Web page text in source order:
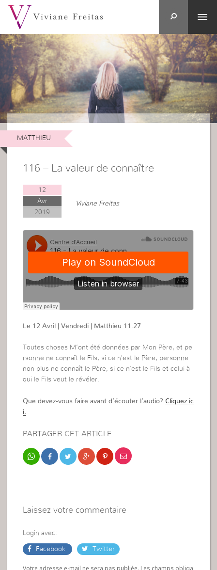
MATTHIEU
116 – La valeur de connaître
12
Avr
2019
Viviane Freitas
Le 12 Avril | Vendredi | Matthieu 11:27
Toutes choses M’ont été données par Mon Père, et pe
rsonne ne connaît le Fils, si ce n’est le Père; personne
non plus ne connaît le Père, si ce n’est le Fils et celui à
qui le Fils veut le révéler.
Que devez-vous faire avant d’écouter l’audio?Cliquez ic
i.
PARTAGER CET ARTICLE
Laissez votre commentaire
Login avec:
Facebook Twitter